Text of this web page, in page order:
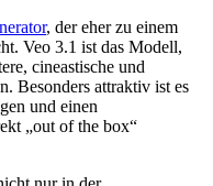
, der eher zu einem
Veo 3.1 ist das Modell,
cineastische und
Besonders attraktiv ist es
und einen
„out of the box“